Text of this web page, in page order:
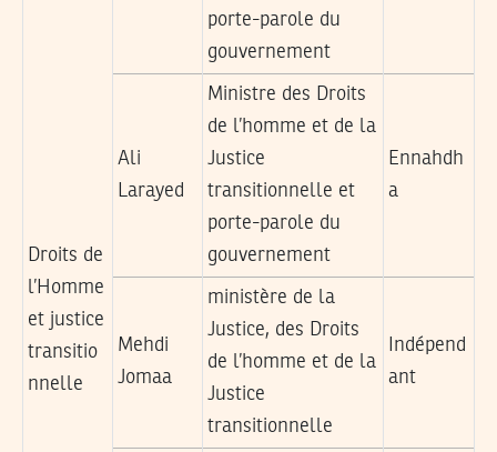
Droits de
l’Homme
et justice
transitio
nnelle
porte-parole du
gouvernement
Ali
Larayed
Ministre des Droits
de l’homme et de la
Justice
transitionnelle et
porte-parole du
gouvernement
Ennahdh
a
Mehdi
Jomaa
ministère de la
Justice, des Droits
de l’homme et de la
Justice
transitionnelle
Indépend
ant